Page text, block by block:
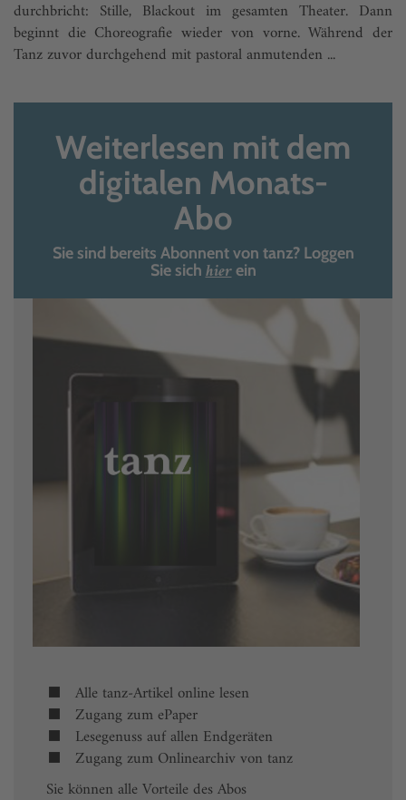
durchbricht: Stille, Blackout im gesamten Theater. Dann
beginnt die Choreografie wieder von vorne. Während der
Tanz zuvor durchgehend mit pastoral anmutenden ...
Weiterlesen mit dem
digitalen Monats-
Abo
Sie sind bereits Abonnent von tanz? Loggen
Sie sich hierein
Alle tanz-Artikel online lesen
Zugang zum ePaper
Lesegenuss auf allen Endgeräten
Zugang zum Onlinearchiv von tanz
Sie können alle Vorteile des Abos